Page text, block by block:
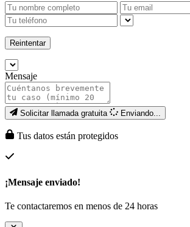
Reintentar
Mensaje
Solicitar llamada gratuita Enviando...
Tus datos están protegidos
¡Mensaje enviado!
Te contactaremos en menos de 24 horas